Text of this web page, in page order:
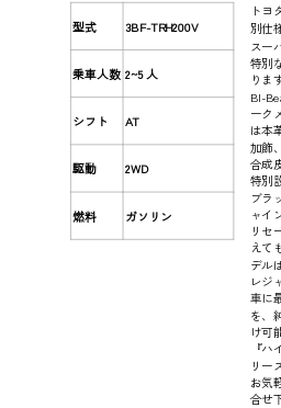
型式 3BF-TRH200V
乗車人数 2~5 人
シフト AT
駆動 2WD
燃料 ガソリン
トヨ
別仕
スー
特別
りま
BI-
ーク
は本
加飾
合成
特別
ブラ
ャイ
リセ
えて
デル
レジ
車に
を、
け可
『
リー
お気
合せ